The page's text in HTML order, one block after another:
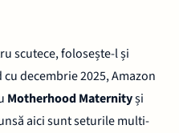
scutece, folosește-l și
decembrie 2025, Amazon
Motherhood Maternityși
aici sunt seturile multi-